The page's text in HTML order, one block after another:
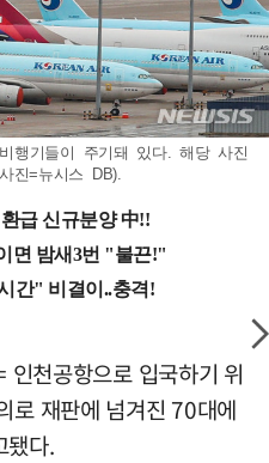
행기들이 주기돼 있다. 해당 사진
진=뉴시스 DB).
천공항으로 입국하기 위
로 재판에 넘겨진 70대에
됐다.